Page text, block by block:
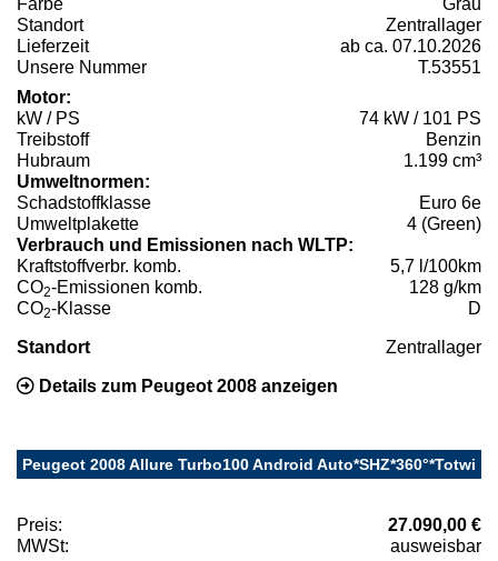
Farbe
Grau
Standort
Zentrallager
Lieferzeit
ab ca. 07.10.2026
Unsere Nummer
T.53551
Motor:
kW / PS
74 kW / 101 PS
Treibstoff
Benzin
Hubraum
1.199 cm³
Umweltnormen:
Schadstoffklasse
Euro 6e
Umweltplakette
4 (Green)
Verbrauch und Emissionen nach WLTP:
Kraftstoffverbr. komb.
5,7 l/100km
CO2-Emissionen komb.
128 g/km
CO2-Klasse D
Standort Zentrallager
Details zum Peugeot 2008 anzeigen
Peugeot 2008 Allure Turbo100 Android Auto*SHZ*360°*Totwi
Preis:
27.090,00 €
MWSt:
ausweisbar